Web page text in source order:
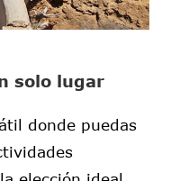
solo lugar
donde puedas